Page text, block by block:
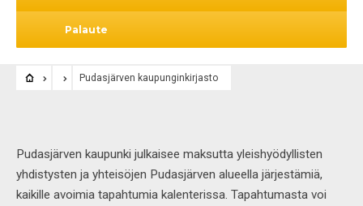
Palaute
Pudasjärven kaupunginkirjasto
Pudasjärven kaupunki julkaisee maksutta yleishyödyllisten
yhdistysten ja yhteisöjen Pudasjärven alueella järjestämiä,
kaikille avoimia tapahtumia kalenterissa. Tapahtumasta voi